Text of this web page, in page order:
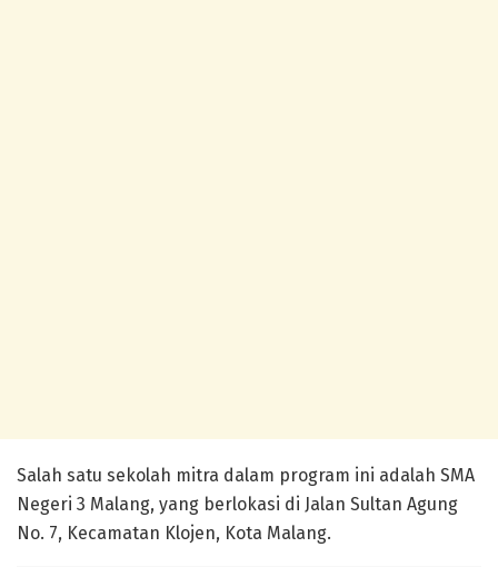
Salah satu sekolah mitra dalam program ini adalah SMA
Negeri 3 Malang, yang berlokasi di Jalan Sultan Agung
No. 7, Kecamatan Klojen, Kota Malang.